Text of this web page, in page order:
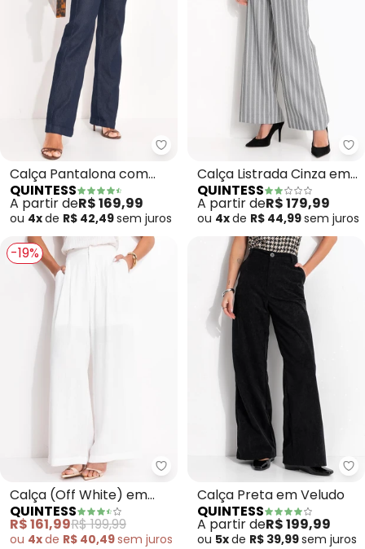
Quintess - Calça Pantalona
Calça Pantalona com
Bolsos (Jeans Escuro)
QUINTESS
A partir deR$ 169,99
ou 4xde R$ 42,49sem juros
Calça Listrada Cinza em
Alfaiataria
QUINTESS
A partir deR$ 179,99
ou 4xde R$ 44,99sem juros
-19%
Quintess - Calça (Off White)
Calça (Off White) em
Viscose Plana
QUINTESS
R$ 161,99R$ 199,99
ou 4xde R$ 40,49sem juros
Calça Preta em Veludo
QUINTESS
A partir deR$ 199,99
ou 5xde R$ 39,99sem juros